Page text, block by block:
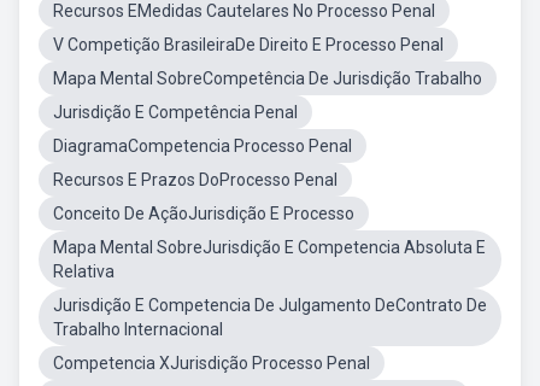
Recursos EMedidas Cautelares No Processo Penal
V Competição BrasileiraDe Direito E Processo Penal
Mapa Mental SobreCompetência De Jurisdição Trabalho
Jurisdição E Competência Penal
DiagramaCompetencia Processo Penal
Recursos E Prazos DoProcesso Penal
Conceito De AçãoJurisdição E Processo
Mapa Mental SobreJurisdição E Competencia Absoluta E
Relativa
Jurisdição E Competencia De Julgamento DeContrato De
Trabalho Internacional
Competencia XJurisdição Processo Penal